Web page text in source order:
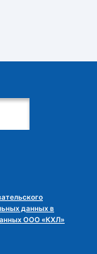
данных в
ООО «КХЛ»